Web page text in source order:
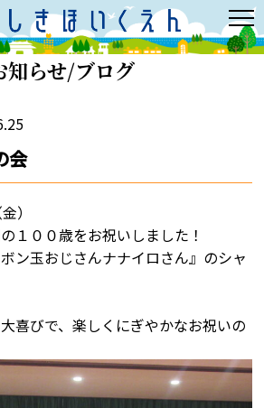
知らせ/ブログ
会
）
１００歳をお祝いしました！
ン玉おじさんナナイロさん』のシャ
喜びで、楽しくにぎやかなお祝いの